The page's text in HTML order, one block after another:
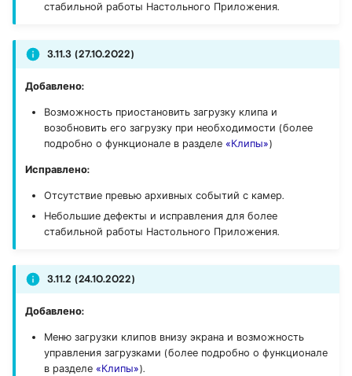
стабильной работы Настольного Приложения.
3.11.3 (27.10.2022)
Добавлено:
Возможность приостановить загрузку клипа и
возобновить его загрузку при необходимости (более
подробно о функционале в разделе «Клипы»)
Исправлено:
Отсутствие превью архивных событий с камер.
Небольшие дефекты и исправления для более
стабильной работы Настольного Приложения.
3.11.2 (24.10.2022)
Добавлено:
Меню загрузки клипов внизу экрана и возможность
управления загрузками (более подробно о функционале
в разделе «Клипы»).